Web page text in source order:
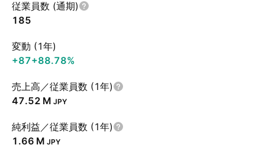
従業員数 (通期)
185
変動 (1年)
+87+88.78%
売上高／従業員数 (1年)
‪47.52 M‬ JPY
純利益／従業員数 (1年)
‪1.66 M‬ JPY